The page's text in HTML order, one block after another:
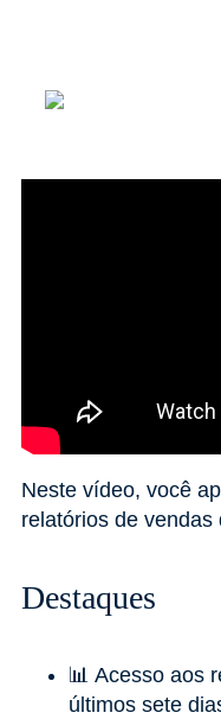
Neste vídeo, você
relatórios de vendas
Destaques
📊 Acesso aos
últimos sete